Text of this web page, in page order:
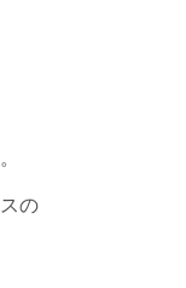
の